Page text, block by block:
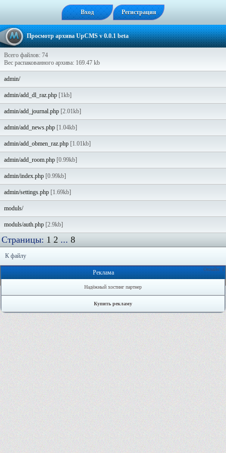
Вход Регистрация
Просмотр архива UpCMS v 0.0.1 beta
Всего файлов: 74
Вес распакованного архива: 169.47 kb
admin/
admin/add_dl_raz.php [1kb]
admin/add_journal.php [2.01kb]
admin/add_news.php [1.04kb]
admin/add_obmen_raz.php [1.01kb]
admin/add_room.php [0.99kb]
admin/index.php [0.99kb]
admin/settings.php [1.69kb]
moduls/
moduls/auth.php [2.9kb]
Страницы: 1 2 ... 8
К файлу
Онлайн: 1
Реклама
Надёжный хостинг партнер
Купить рекламу